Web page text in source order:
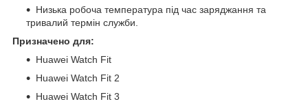
Низька робоча температура під час заряджання та
тривалий термін служби.
Призначено для:
Huawei Watch Fit
Huawei Watch Fit 2
Huawei Watch Fit 3